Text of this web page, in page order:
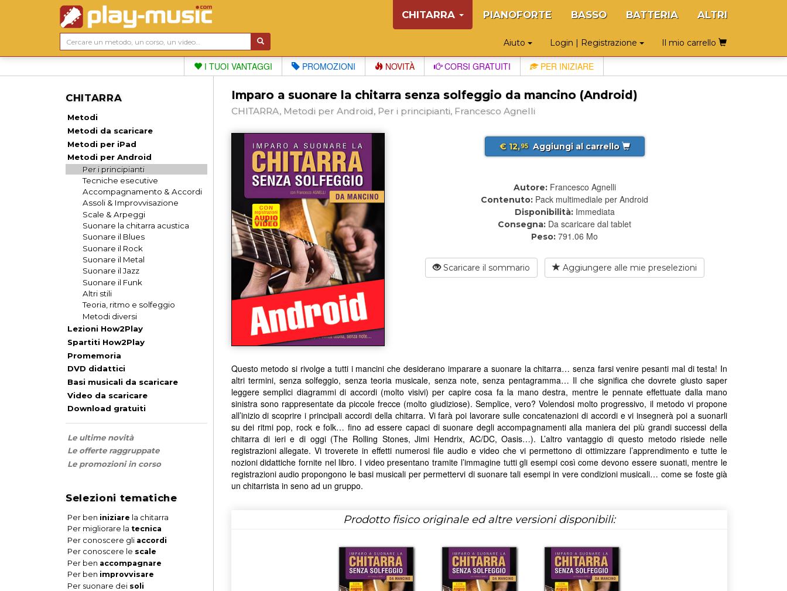
CHITARRA PIANOFORTE BASSO BATTERIA ALTRI
Aiuto Login | Registrazione Il mio carrello
I TUOI VANTAGGI PROMOZIONI NOVITÀ CORSI GRATUITI PER INIZIARE
CHITARRA
Metodi
Metodi da scaricare
Metodi per iPad
Metodi per Android
Per i principianti
Tecniche esecutive
Accompagnamento & Accordi
Assoli & Improvvisazione
Scale & Arpeggi
Suonare la chitarra acustica
Suonare il Blues
Suonare il Rock
Suonare il Metal
Suonare il Jazz
Suonare il Funk
Altri stili
Teoria, ritmo e solfeggio
Metodi diversi
Lezioni How2Play
Spartiti How2Play
Promemoria
DVD didattici
Basi musicali da scaricare
Video da scaricare
Download gratuiti
Le ultime novità
Le offerte raggruppate
Le promozioni in corso
Selezioni tematiche
Per ben iniziare la chitarra
Per migliorare la tecnica
Per conoscere gli accordi
Per conoscere le scale
Per ben accompagnare
Per ben improvvisare
Per suonare dei soli
Imparo a suonare la chitarra senza solfeggio da mancino (Android)
CHITARRA, Metodi per Android, Per i principianti, Francesco Agnelli
€ 12,95 Aggiungi al carrello
Autore: Francesco Agnelli
Contenuto: Pack multimediale per Android
Disponibilità: Immediata
Consegna: Da scaricare dal tablet
Peso: 791.06 Mo
Scaricare il sommario Aggiungere alle mie preselezioni
Questo metodo si rivolge a tutti i mancini che desiderano imparare a suonare la chitarra… senza farsi venire pesanti mal di testa! In
altri termini, senza solfeggio, senza teoria musicale, senza note, senza pentagramma… Il che significa che dovrete giusto saper
leggere semplici diagrammi di accordi (molto visivi) per capire cosa fa la mano destra, mentre le pennate effettuate dalla mano
sinistra sono rappresentate da piccole frecce (molto giudiziose). Semplice, vero? Volendosi molto progressivo, il metodo vi propone
all’inizio di scoprire i principali accordi della chitarra. Vi farà poi lavorare sulle concatenazioni di accordi e vi insegnerà poi a suonarli
su dei ritmi pop, rock e folk… fino ad essere capaci di suonare degli accompagnamenti alla maniera dei più grandi successi della
chitarra di ieri e di oggi (The Rolling Stones, Jimi Hendrix, AC/DC, Oasis…). L’altro vantaggio di questo metodo risiede nelle
registrazioni allegate. Vi troverete in effetti numerosi file audio e video che vi permettono di ottimizzare l’apprendimento e tutte le
nozioni didattiche fornite nel libro. I video presentano tramite l’immagine tutti gli esempi così come devono essere suonati, mentre le
registrazioni audio propongono le basi musicali per permettervi di suonare tali esempi in vere condizioni musicali… come se foste già
un chitarrista in seno ad un gruppo.
Prodotto fisico originale ed altre versioni disponibili: